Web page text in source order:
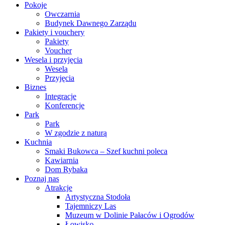
Pokoje
Owczarnia
Budynek Dawnego Zarządu
Pakiety i vouchery
Pakiety
Voucher
Wesela i przyjęcia
Wesela
Przyjęcia
Biznes
Integracje
Konferencje
Park
Park
W zgodzie z naturą
Kuchnia
Smaki Bukowca – Szef kuchni poleca
Kawiarnia
Dom Rybaka
Poznaj nas
Atrakcje
Artystyczna Stodoła
Tajemniczy Las
Muzeum w Dolinie Pałaców i Ogrodów